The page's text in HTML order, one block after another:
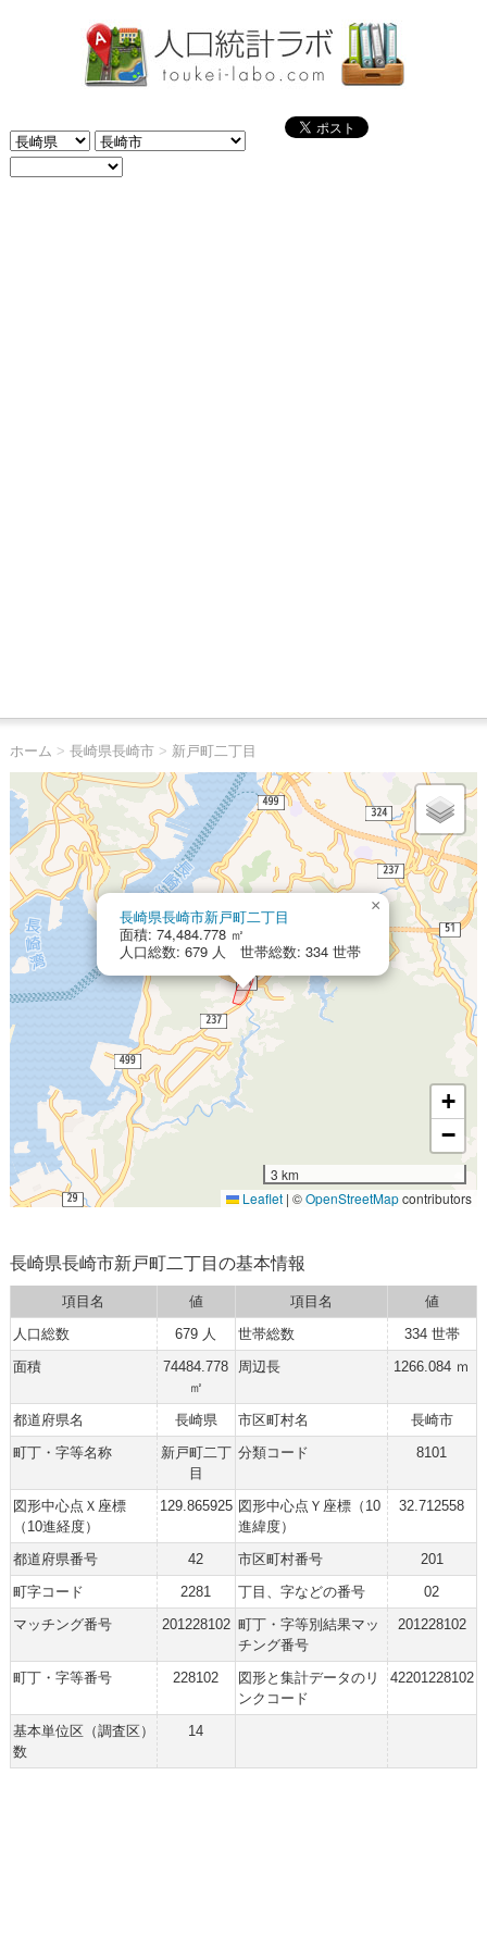
ホーム > 長崎県長崎市> 新戸町二丁目
長崎県長崎市新戸町二丁目
面積: 74,484.778 ㎡
人口総数: 679 人 世帯総数: 334 世帯
×
+
−
3 km
Leaflet | ©OpenStreetMapcontributors
長崎県長崎市新戸町二丁目の基本情報
項目名 値 項目名
値
人口総数
679 人 世帯総数
334 世帯
面積
74484.778
㎡
周辺長 1266.084 ｍ
都道府県名 長崎県 市区町村名
長崎市
町丁・字等名称
新戸町二丁
目
分類コード 8101
図形中心点Ｘ座標
（10進経度）
129.865925 図形中心点Ｙ座標（10
進緯度）
32.712558
都道府県番号 42 市区町村番号
201
町字コード
2281 丁目、字などの番号
02
マッチング番号
201228102 町丁・字等別結果マッ
チング番号
201228102
町丁・字等番号 228102
図形と集計データのリ
ンクコード
42201228102
基本単位区（調査区）
数
14